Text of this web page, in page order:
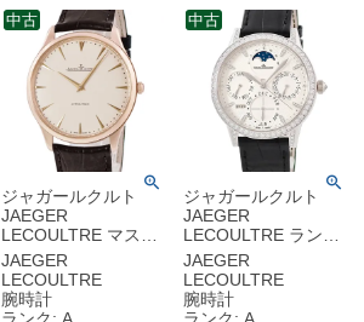
ジャガールクルト
JAEGER
LECOULTRE マスタ
ー ウルトラスリム
41 Q1332511
170.2.37 K18PG無垢
ピンクゴールド 超薄
JAEGER
LECOULTRE
腕時計
中古
ジャガールクルト
JAEGER
LECOULTRE ランデ
ヴー パーペチュアル
カレンダー
Q3493420
342.3.21.S K18WG
JAEGER
LECOULTRE
腕時計
中古